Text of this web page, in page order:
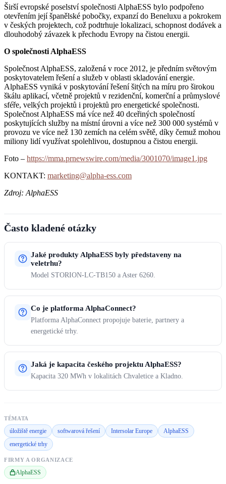
Širší evropské poselství společnosti AlphaESS bylo podpořeno
otevřením její španělské pobočky, expanzí do Beneluxu a pokrokem
v českých projektech, což podtrhuje lokalizaci, schopnost dodávek a
dlouhodobý závazek k přechodu Evropy na čistou energii.
O společnosti AlphaESS
Společnost AlphaESS, založená v roce 2012, je předním světovým
poskytovatelem řešení a služeb v oblasti skladování energie.
AlphaESS vyniká v poskytování řešení šitých na míru pro širokou
škálu aplikací, včetně projektů v rezidenční, komerční a průmyslové
sféře, velkých projektů i projektů pro energetické společnosti.
Společnost AlphaESS má více než 40 dceřiných společností
poskytujících služby na místní úrovni a více než 300 000 systémů v
provozu ve více než 130 zemích na celém světě, díky čemuž mohou
miliony lidí využívat spolehlivou, dostupnou a čistou energii.
Foto – https://mma.prnewswire.com/media/3001070/image1.jpg
KONTAKT: marketing@alpha-ess.com
Zdroj: AlphaESS
Často kladené otázky
Jaké produkty AlphaESS byly představeny na
veletrhu?
Model STORION-LC-TB150 a Aster 6260.
Co je platforma AlphaConnect?
Platforma AlphaConnect propojuje baterie, partnery a
energetické trhy.
Jaká je kapacita českého projektu AlphaESS?
Kapacita 320 MWh v lokalitách Chvaletice a Kladno.
TÉMATA
úložiště energie softwarová řešení Intersolar Europe
AlphaESS
energetické trhy
FIRMY A ORGANIZACE
AlphaESS